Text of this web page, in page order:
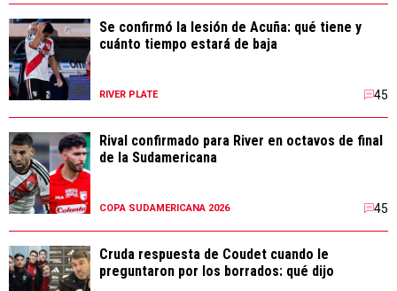
Se confirmó la lesión de Acuña: qué tiene y
cuánto tiempo estará de baja
RIVER PLATE 45
Rival confirmado para River en octavos de final
de la Sudamericana
COPA SUDAMERICANA 2026 45
Cruda respuesta de Coudet cuando le
preguntaron por los borrados: qué dijo